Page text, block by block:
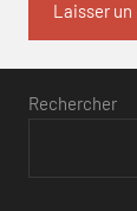
Rechercher